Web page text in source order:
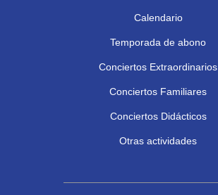
Calendario
Temporada de abono
Conciertos Extraordinarios
Conciertos Familiares
Conciertos Didácticos
Otras actividades